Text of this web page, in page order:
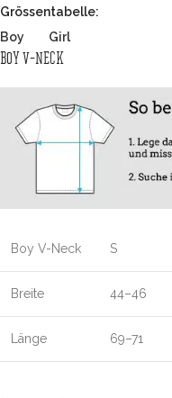
Grössentabelle:
Boy
Girl
BOY V-NECK
Boy V-Neck S
Breite 44–46
Länge 69–71